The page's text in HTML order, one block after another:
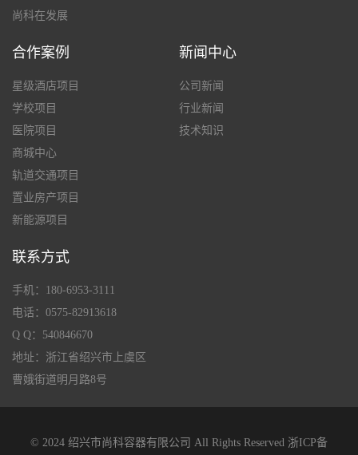
尚科在发展
合作案例
星级酒店项目
学校项目
医院项目
商城中心
轨道交通项目
置业房产项目
新能源项目
新闻中心
公司新闻
行业新闻
技术知识
联系方式
手机：180-6953-3111
电话：0575-82913618
Q Q：540846670
地址：浙江省绍兴市上虞区
曹娥街道明月路8号
© 2024 绍兴市尚科容器有限公司 All Rights Reserved 浙ICP备